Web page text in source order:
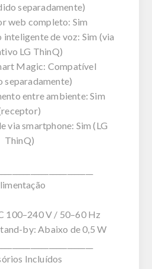
separadamente)
web completo: Sim
inteligente de voz: Sim (via
LG ThinQ)
Magic: Compatível
separadamente)
entre ambiente: Sim
via smartphone: Sim (LG
ThinQ)
100–240 V / 50–60 Hz
by: Abaixo de 0,5 W
Incluídos